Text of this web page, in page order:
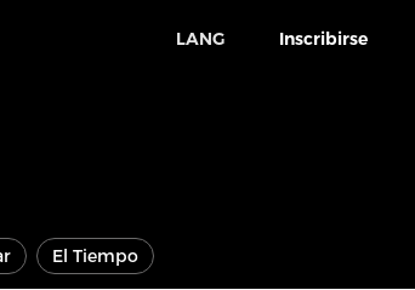
LANG Inscribirse
El Tiempo